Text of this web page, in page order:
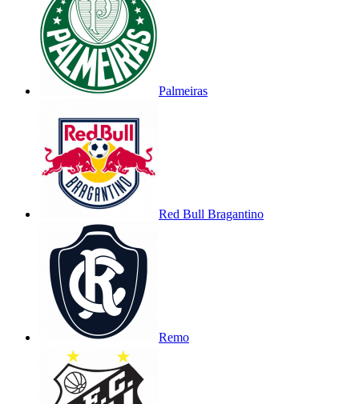
Palmeiras
Red Bull Bragantino
Remo